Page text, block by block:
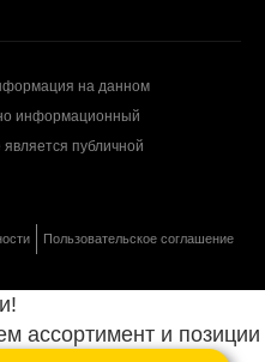
на данном
информационный
является публичной
Пользовательское соглашение
ассортимент и позиции